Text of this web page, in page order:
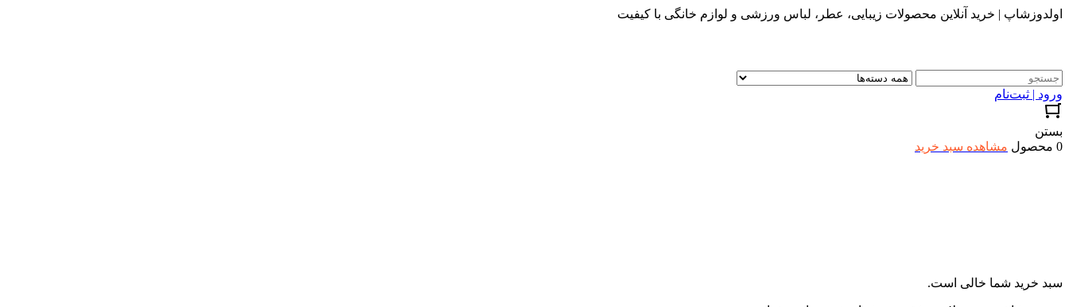
اولدوزشاپ | خرید آنلاین محصولات زیبایی، عطر، لباس ورزشی و لوازم خانگی با کیفیت
ورود | ثبت‌نام
بستن
0 محصول
مشاهده سبد خرید
سبد خرید شما خالی است.